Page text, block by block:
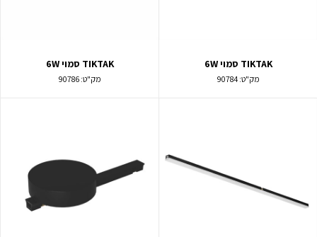
TIKTAK סמוי 6W
מק"ט:90784
TIKTAK סמוי 6W
מק"ט:90786